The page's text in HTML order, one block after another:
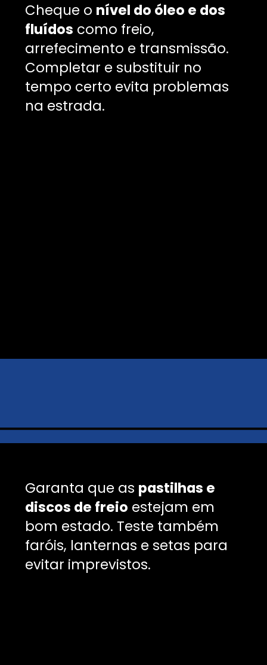
Cheque o nível do óleo e dos
fluídos como freio,
arrefecimento e transmissão.
Completar e substituir no
tempo certo evita problemas
na estrada.
Garanta que as pastilhas e
discos de freio estejam em
bom estado. Teste também
faróis, lanternas e setas para
evitar imprevistos.